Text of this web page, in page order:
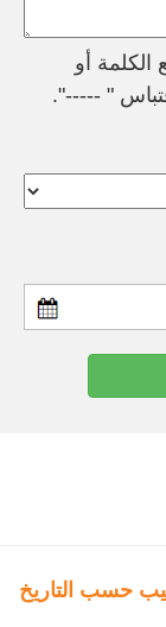
أو
" -----".
حسب التاريخ